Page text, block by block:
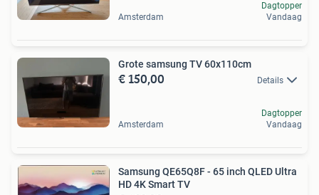
Amsterdam
Dagtopper
Vandaag
Grote samsung TV 60x110cm
€ 150,00 Details
Amsterdam
Dagtopper
Vandaag
Samsung QE65Q8F - 65 inch QLED Ultra
HD 4K Smart TV